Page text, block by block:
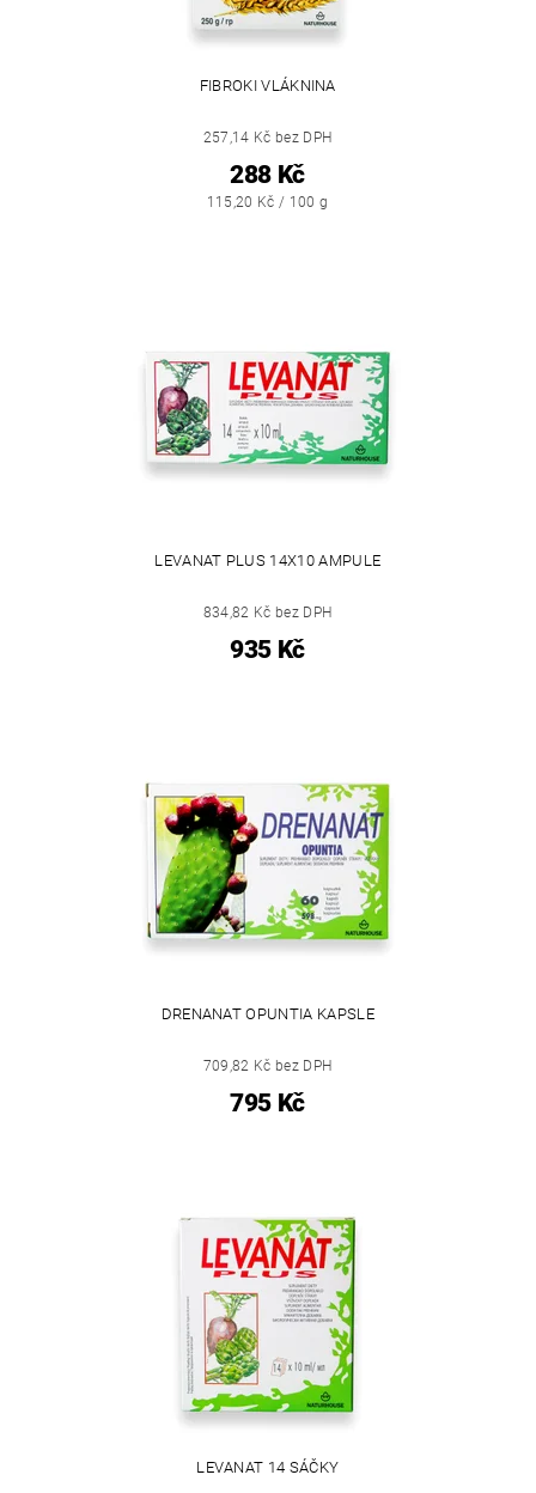
FIBROKI VLÁKNINA
257,14 Kč bez DPH
288 Kč
115,20 Kč / 100 g
LEVANAT PLUS 14X10 AMPULE
834,82 Kč bez DPH
935 Kč
DRENANAT OPUNTIA KAPSLE
709,82 Kč bez DPH
795 Kč
LEVANAT 14 SÁČKY